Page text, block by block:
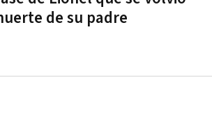
de su padre